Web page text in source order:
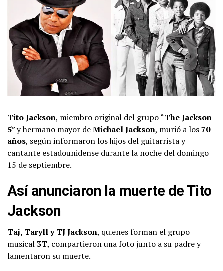
Tito Jackson, miembro original del grupo “The Jackson
5” y hermano mayor deMichael Jackson, murió a los70
años, según informaron los hijos del guitarrista y
cantante estadounidense durante la noche del domingo
15 de septiembre.
Así anunciaron la muerte de Tito
Jackson
Taj, Taryll y TJ Jackson, quienes forman el grupo
musical 3T, compartieron una foto junto a su padre y
lamentaron su muerte.